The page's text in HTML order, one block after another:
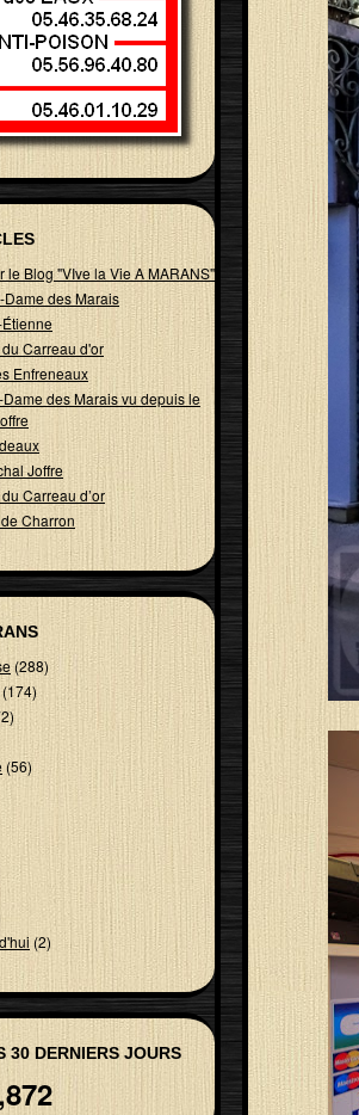
le Blog "VIve la Vie A MARANS"
des Marais
Carreau d'or
Enfreneaux
Dame des Marais vu depuis le
Joffre
Carreau d’or
Charron
(288)
(174)
(56)
(2)
30 DERNIERS JOURS